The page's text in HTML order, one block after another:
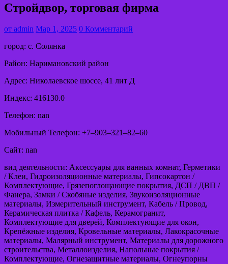
Стройдвор, торговая фирма
от admin Мар 1, 2025 0 Комментарий
город: с. Солянка
Район: Наримановский район
Адрес: Николаевское шоссе, 41 лит Д
Индекс: 416130.0
Телефон: nan
Мобильный Телефон: +7‒903‒321‒82‒60
Сайт: nan
вид деятельности: Аксессуары для ванных комнат, Герметики
/ Клеи, Гидроизоляционные материалы, Гипсокартон /
Комплектующие, Грязепоглощающие покрытия, ДСП / ДВП /
Фанера, Замки / Скобяные изделия, Звукоизоляционные
материалы, Измерительный инструмент, Кабель / Провод,
Керамическая плитка / Кафель, Керамогранит,
Комплектующие для дверей, Комплектующие для окон,
Крепёжные изделия, Кровельные материалы, Лакокрасочные
материалы, Малярный инструмент, Материалы для дорожного
строительства, Металлоизделия, Напольные покрытия /
Комплектующие, Огнезащитные материалы, Огнеупорны